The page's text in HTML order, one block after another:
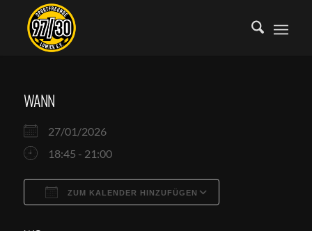
WANN
27/01/2026
18:45 - 21:00
ZUM KALENDER HINZUFÜGEN